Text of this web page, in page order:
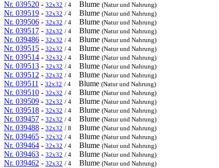
Nr. 039520 - 32x32 / 4 Blume (Natur und Nahrung)
Nr. 039519 - 32x32 / 4 Blume (Natur und Nahrung)
Nr. 039506 - 32x32 / 4 Blume (Natur und Nahrung)
Nr. 039517 - 32x32 / 4 Blume (Natur und Nahrung)
Nr. 039486 - 32x32 / 4 Blume (Natur und Nahrung)
Nr. 039515 - 32x32 / 4 Blume (Natur und Nahrung)
Nr. 039514 - 32x32 / 4 Blume (Natur und Nahrung)
Nr. 039513 - 32x32 / 4 Blume (Natur und Nahrung)
Nr. 039512 - 32x32 / 4 Blume (Natur und Nahrung)
Nr. 039511 - 32x32 / 4 Blume (Natur und Nahrung)
Nr. 039510 - 32x32 / 4 Blume (Natur und Nahrung)
Nr. 039509 - 32x32 / 4 Blume (Natur und Nahrung)
Nr. 039518 - 32x32 / 4 Blume (Natur und Nahrung)
Nr. 039457 - 32x32 / 4 Blume (Natur und Nahrung)
Nr. 039488 - 32x32 / 8 Blume (Natur und Nahrung)
Nr. 039465 - 32x32 / 4 Blume (Natur und Nahrung)
Nr. 039464 - 32x32 / 4 Blume (Natur und Nahrung)
Nr. 039463 - 32x32 / 4 Blume (Natur und Nahrung)
Nr. 039462 - 32x32 / 4 Blume (Natur und Nahrung)